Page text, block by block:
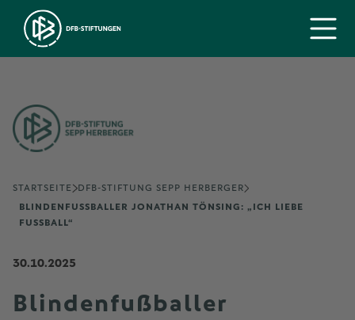
STARTSEITE
DFB-STIFTUNG SEPP HERBERGER
BLINDENFUSSBALLER JONATHAN TÖNSING: „ICH LIEBE F
USSBALL“
30.10.2025
Blindenfußballer